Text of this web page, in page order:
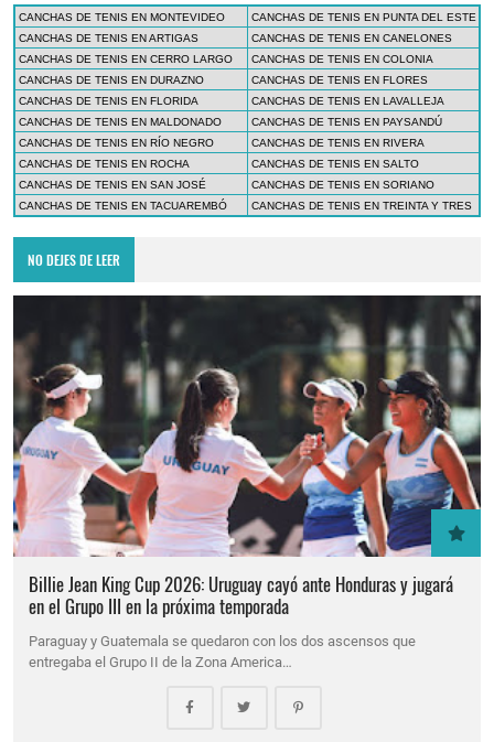
CANCHAS DE TENIS EN MONTEVIDEO
CANCHAS DE TENIS EN PUNTA DEL ESTE
CANCHAS DE TENIS EN ARTIGAS
CANCHAS DE TENIS EN CANELONES
CANCHAS DE TENIS EN CERRO LARGO
CANCHAS DE TENIS EN COLONIA
CANCHAS DE TENIS EN DURAZNO
CANCHAS DE TENIS EN FLORES
CANCHAS DE TENIS EN FLORIDA
CANCHAS DE TENIS EN LAVALLEJA
CANCHAS DE TENIS EN MALDONADO
CANCHAS DE TENIS EN PAYSANDÚ
CANCHAS DE TENIS EN RÍO NEGRO
CANCHAS DE TENIS EN RIVERA
CANCHAS DE TENIS EN ROCHA
CANCHAS DE TENIS EN SALTO
CANCHAS DE TENIS EN SAN JOSÉ
CANCHAS DE TENIS EN SORIANO
CANCHAS DE TENIS EN TACUAREMBÓ
CANCHAS DE TENIS EN TREINTA Y TRES
NO DEJES DE LEER
Billie Jean King Cup 2026: Uruguay cayó ante Honduras y jugará
en el Grupo III en la próxima temporada
Paraguay y Guatemala se quedaron con los dos ascensos que
entregaba el Grupo II de la Zona America…